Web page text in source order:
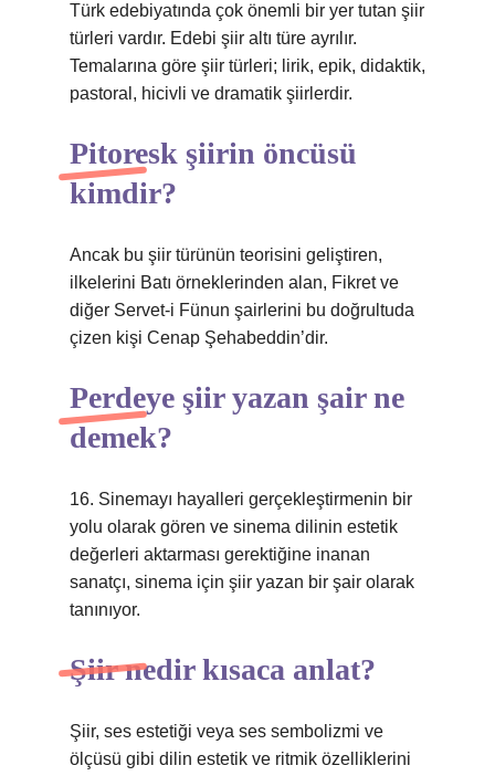
Türk edebiyatında çok önemli bir yer tutan şiir
türleri vardır. Edebi şiir altı türe ayrılır.
Temalarına göre şiir türleri; lirik, epik, didaktik,
pastoral, hicivli ve dramatik şiirlerdir.
Pitoresk şiirin öncüsü
kimdir?
Ancak bu şiir türünün teorisini geliştiren,
ilkelerini Batı örneklerinden alan, Fikret ve
diğer Servet-i Fünun şairlerini bu doğrultuda
çizen kişi Cenap Şehabeddin’dir.
Perdeye şiir yazan şair ne
demek?
16. Sinemayı hayalleri gerçekleştirmenin bir
yolu olarak gören ve sinema dilinin estetik
değerleri aktarması gerektiğine inanan
sanatçı, sinema için şiir yazan bir şair olarak
tanınıyor.
Şiir nedir kısaca anlat?
Şiir, ses estetiği veya ses sembolizmi ve
ölçüsü gibi dilin estetik ve ritmik özelliklerini